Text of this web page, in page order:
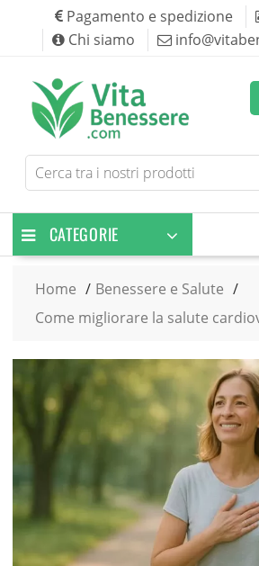
content
Pagamento e spedizione
Chi siamo
Search
for
CATEGORIE
Home
Benessere e Salute
Come migliorare la salute